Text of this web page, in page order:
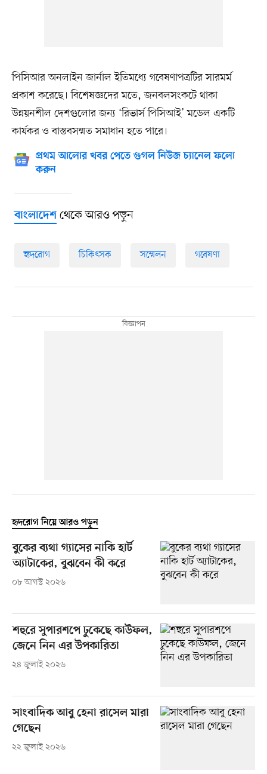
পিসিআর অনলাইন জার্নাল ইতিমধ্যে গবেষণাপত্রটির সারমর্ম
প্রকাশ করেছে। বিশেষজ্ঞদের মতে, জনবলসংকটে থাকা
উন্নয়নশীল দেশগুলোর জন্য ‘রিভার্স পিসিআই’ মডেল একটি
কার্যকর ও বাস্তবসম্মত সমাধান হতে পারে।
প্রথম আলোর খবর পেতে গুগল নিউজ চ্যানেল ফলো
করুন
বাংলাদেশথেকে আরও পড়ুন
হৃদরোগ চিকিৎসক সম্মেলন গবেষণা
হৃদরোগ নিয়ে আরও পড়ুন
বুকের ব্যথা গ্যাসের নাকি হার্ট
অ্যাটাকের, বুঝবেন কী করে
০৮ আগস্ট ২০২৬
শহুরে সুপারশপে ঢুকেছে কাউফল,
জেনে নিন এর উপকারিতা
২৪ জুলাই ২০২৬
সাংবাদিক আবু হেনা রাসেল মারা
গেছেন
২২ জুলাই ২০২৬